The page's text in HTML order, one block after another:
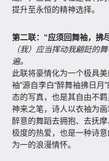
提升至永恒的精神选择。
第二联：“应须回舞袖，拂
（我）应当挥动我翩跹的
遍。
此联将豪情化为一个极具
袖”源自李白“醉舞袖拂日月
态的写真，也是其自由不
神来之笔，诗人以衣袖为
醉意的舞蹈去拥抱、去抚
极度的热爱，也是一种诗
为一的浪漫情怀。